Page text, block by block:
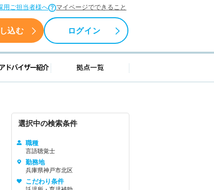
用ご担当者様へ マイページでできること
込む ログイン
報 キャリアアドバイザー紹介 拠点一覧
選択中の検索条件
職種
言語聴覚士
勤務地
兵庫県神戸市北区
こだわり条件